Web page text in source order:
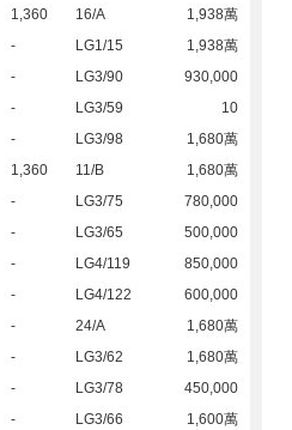
1,360 16/A
1,938萬
- LG1/15
1,938萬
- LG3/90
930,000
- LG3/59
10
- LG3/98
1,680萬
1,360 11/B
1,680萬
- LG3/75
780,000
- LG3/65
500,000
- LG4/119
850,000
- LG4/122
600,000
- 24/A
1,680萬
- LG3/62
1,680萬
- LG3/78
450,000
- LG3/66
1,600萬